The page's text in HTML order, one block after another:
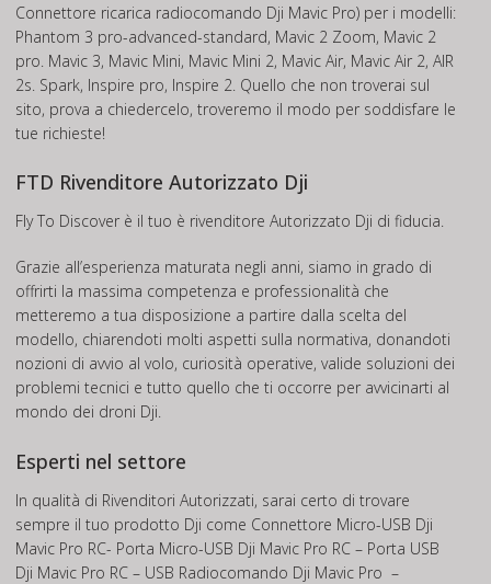
Connettore ricarica radiocomando Dji Mavic Pro) per i modelli:
Phantom 3 pro-advanced-standard, Mavic 2 Zoom, Mavic 2
pro. Mavic 3, Mavic Mini, Mavic Mini 2, Mavic Air, Mavic Air 2, AIR
2s. Spark, Inspire pro, Inspire 2. Quello che non troverai sul
sito, prova a chiedercelo, troveremo il modo per soddisfare le
tue richieste!
FTD Rivenditore Autorizzato Dji
Fly To Discover è il tuo è rivenditore Autorizzato Dji di fiducia.
Grazie all’esperienza maturata negli anni, siamo in grado di
offrirti la massima competenza e professionalità che
metteremo a tua disposizione a partire dalla scelta del
modello, chiarendoti molti aspetti sulla normativa, donandoti
nozioni di avvio al volo, curiosità operative, valide soluzioni dei
problemi tecnici e tutto quello che ti occorre per avvicinarti al
mondo dei droni Dji.
Esperti nel settore
In qualità di Rivenditori Autorizzati, sarai certo di trovare
sempre il tuo prodotto Dji come Connettore Micro-USB Dji
Mavic Pro RC- Porta Micro-USB Dji Mavic Pro RC – Porta USB
Dji Mavic Pro RC – USB Radiocomando Dji Mavic Pro –